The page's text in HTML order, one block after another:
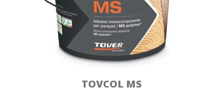
TOVCOL MS